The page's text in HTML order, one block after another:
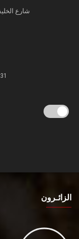
شارع
الزائـرون